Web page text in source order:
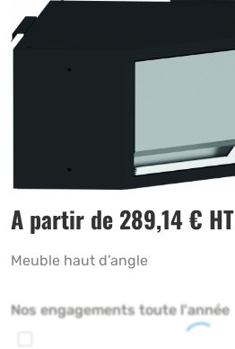
A partir de 289,14€ HT
Meuble haut d’angle
Nos engagements toute l'année